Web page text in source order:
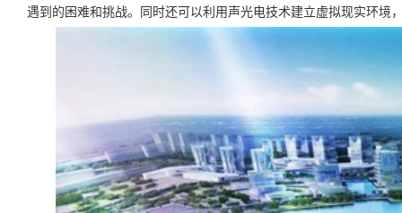
遇到的困难和挑战。同时还可以利用声光电技术建立虚拟现实环境